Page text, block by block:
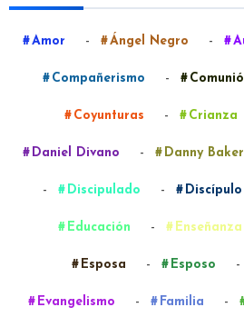
Amor - Ángel Negro -
Compañerismo -
Coyunturas - Crianza
Daniel Divano - Danny Baker
- Discipulado - Discípulo
Educación - Enseñanza
Esposa - Esposo -
Evangelismo - Familia -